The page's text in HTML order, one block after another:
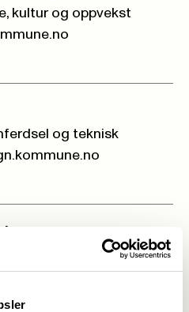
kultur og oppvekst
og teknisk
og administrasjon